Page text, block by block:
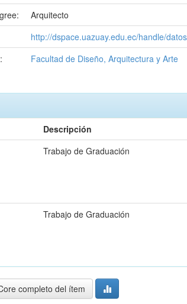
Arquitecto
http://dspace.uazuay.edu.ec/handle/
Facultad de Diseño, Arquitectura y Arte
Descripción
Trabajo de Graduación
Trabajo de Graduación
completo del ítem